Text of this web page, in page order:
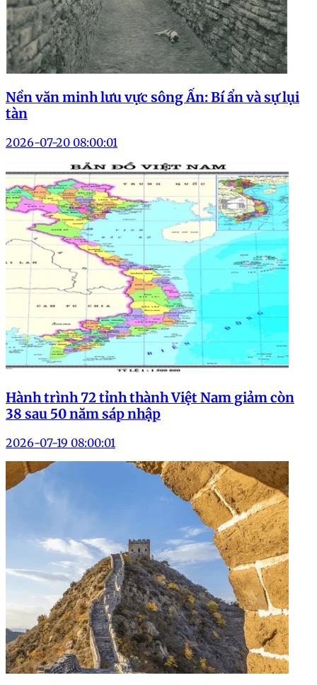
Nền văn minh lưu vực sông Ấn: Bí ẩn và sự lụi
tàn
2026-07-20 08:00:01
Hành trình 72 tỉnh thành Việt Nam giảm còn
38 sau 50 năm sáp nhập
2026-07-19 08:00:01